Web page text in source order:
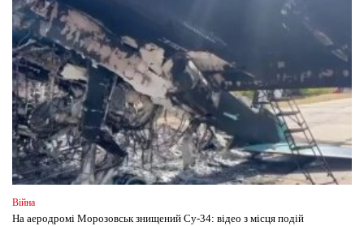
Війна
На аеродромі Морозовськ знищений Су-34: відео з місця подій